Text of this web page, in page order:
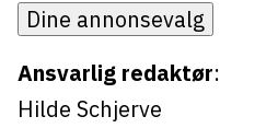
Dine annonsevalg
Ansvarlig redaktør:
Hilde Schjerve